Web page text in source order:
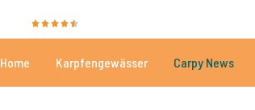
Home Karpfengewässer Carpy News